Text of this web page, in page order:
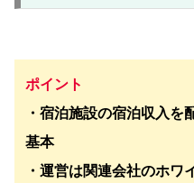
ポイント
・宿泊施設の宿泊収入を
基本
・運営は関連会社のホワ